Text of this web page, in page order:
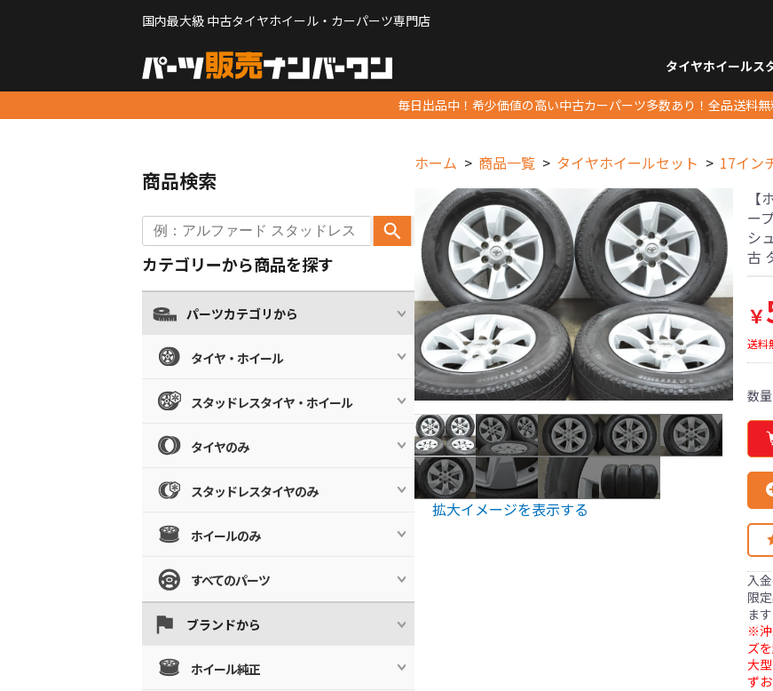
国内最大級 中古タイヤホイール・カーパーツ専門店
タイヤホイールス
毎日出品中！希少価値の高い中古カーパーツ多数あり！全品送料無
ホーム 商品一覧 タイヤホイールセット 17イン
拡大イメージを表示する
ー
シ
古
￥
送料
数量
入
限
ま
※沖
ズ
大
ず
商品検索
カテゴリーから商品を探す
パーツカテゴリから
タイヤ・ホイール
スタッドレスタイヤ・ホイール
タイヤのみ
スタッドレスタイヤのみ
ホイールのみ
すべてのパーツ
ブランドから
ホイール純正